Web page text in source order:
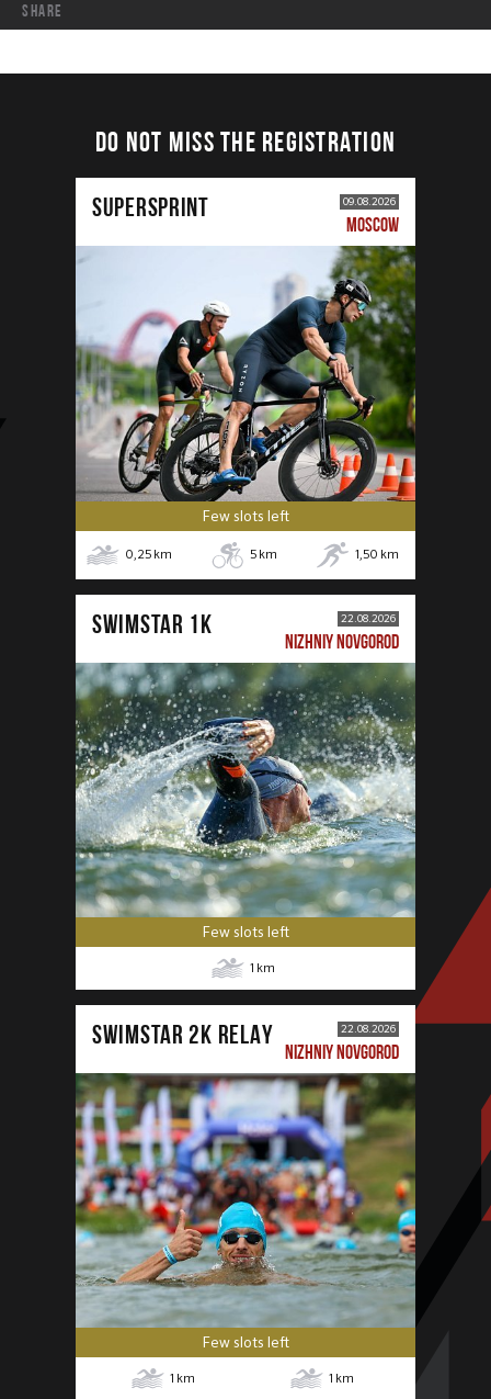
share
DO NOT MISS THE REGISTRATION
SUPERSPRINT 09.08.2026
MOSCOW
Few slots left
0,25 km 5 km 1,50 km
SWIMSTAR 1K 22.08.2026
NIZHNIY NOVGOROD
Few slots left
1 km
SWIMSTAR 2K RELAY 22.08.2026
NIZHNIY NOVGOROD
Few slots left
1 km 1 km